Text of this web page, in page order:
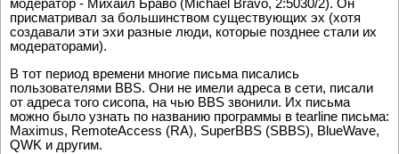
модератор - Михаил Браво (Michael Bravo, 2:5030/2). Он
присматривал за большинством существующих эх (хотя
создавали эти эхи разные люди, которые позднее стали их
модераторами).
В тот период времени многие письма писались
пользователями BBS. Они не имели адреса в сети, писали
от адреса того сисопа, на чью BBS звонили. Их письма
можно было узнать по названию программы в tearline письма:
Maximus, RemoteAccess (RA), SuperBBS (SBBS), BlueWave,
QWK и другим.